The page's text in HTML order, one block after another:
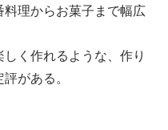
理からお菓子まで幅広
く作れるような、作り
がある。